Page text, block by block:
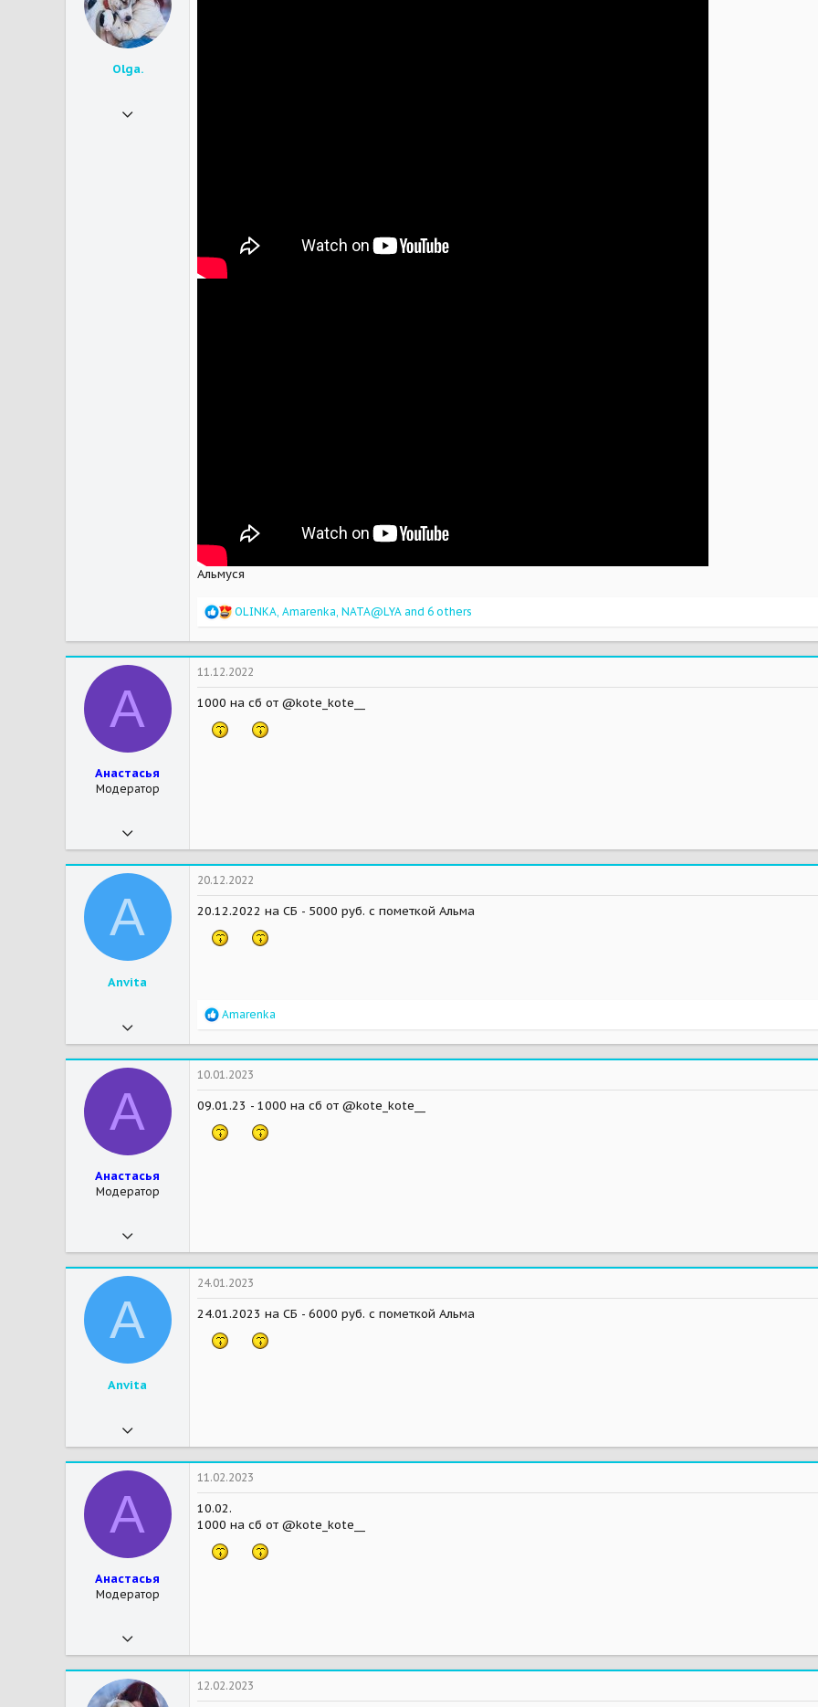
Olga.
Альмуся
R
a
c
t
o
OLINKA Amarenka NATA@LYA and 6 others
А
Анастасья
Модератор
13 745
40 592
27
42
Мои зверушки
11.12.2022
1000 на сб от @kote_kote__
A
Anvita
167
27
51
20.12.2022
20.12.2022 на СБ - 5000 руб. с пометкой Альма
R
a
c
t
o
s
:
Amarenka
А
Анастасья
Модератор
13 745
40 592
27
42
Мои зверушки
10.01.2023
09.01.23 - 1000 на сб от @kote_kote__
A
Anvita
167
27
51
24.01.2023
24.01.2023 на СБ - 6000 руб. с пометкой Альма
А
Анастасья
Модератор
13 745
40 592
11.02.2023
10.02.
1000 на сб от @kote_kote__
12.02.2023